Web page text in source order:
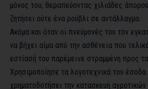
μόνος του, θεραπεύοντας χιλιάδες
ζητήσει ούτε ένα ρούβλι σε αντάλλαγμα.
Ακόμα και όταν οι πνεύμονές του τον
να βήχει αίμα από την ασθένεια που
εστίασή του παρέμεινε στραμμένη προς
Χρησιμοποίησε τα λογοτεχνικά του έσοδα
χρηματοδοτήσει την κατασκευή